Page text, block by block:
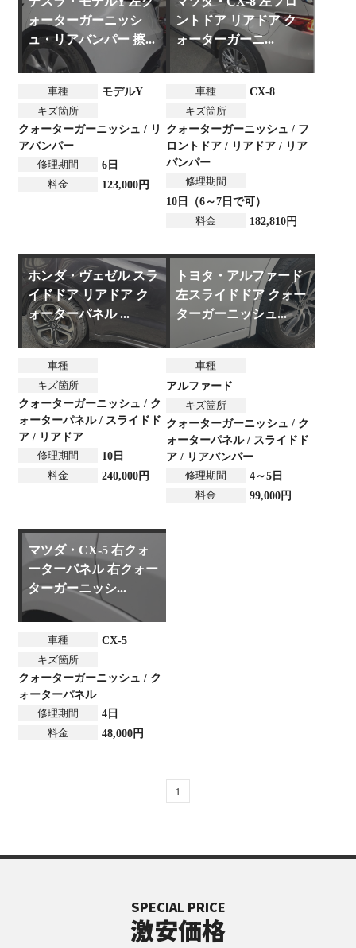
ォーターガーニッシ
ュ・リアバンパー 擦...
車種
モデルY
キズ箇所
クォーターガーニッシュ / リ
アバンパー
修理期間
6日
料金
123,000円
ントドア リアドア ク
ォーターガーニ...
車種
CX-8
キズ箇所
クォーターガーニッシュ / フ
ロントドア / リアドア / リア
バンパー
修理期間
10日（6～7日で可）
料金
182,810円
ホンダ・ヴェゼル スラ
イドドア リアドア ク
ォーターパネル ...
車種
キズ箇所
クォーターガーニッシュ / ク
ォーターパネル / スライドド
ア / リアドア
修理期間
10日
料金
240,000円
トヨタ・アルファード
左スライドドア クォー
ターガーニッシュ...
車種
アルファード
キズ箇所
クォーターガーニッシュ / ク
ォーターパネル / スライドド
ア / リアバンパー
修理期間
4～5日
料金
99,000円
マツダ・CX-5 右クォ
ーターパネル 右クォー
ターガーニッシ...
車種
CX-5
キズ箇所
クォーターガーニッシュ / ク
ォーターパネル
修理期間
4日
料金
48,000円
1
SPECIAL PRICE
激安価格